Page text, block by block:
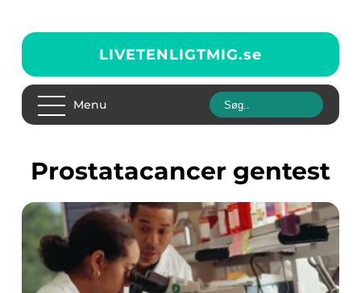
LIVETENLIGTMIG.se
Menu
prostatacancer gentest